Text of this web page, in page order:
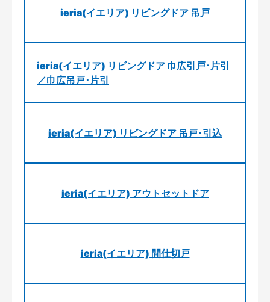
ieria(イエリア) リビングドア 吊戸
ieria(イエリア) リビングドア 巾広引戸･片引
／巾広吊戸･片引
ieria(イエリア) リビングドア 吊戸･引込
ieria(イエリア) アウトセットドア
ieria(イエリア) 間仕切戸